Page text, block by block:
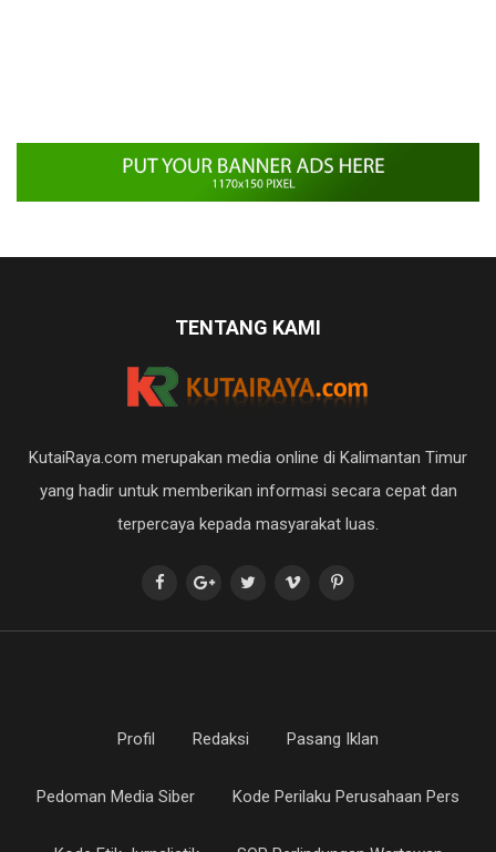
TENTANG KAMI
KutaiRaya.com merupakan media online di Kalimantan Timur
yang hadir untuk memberikan informasi secara cepat dan
terpercaya kepada masyarakat luas.
Profil Redaksi Pasang Iklan
Pedoman Media Siber Kode Perilaku Perusahaan Pers